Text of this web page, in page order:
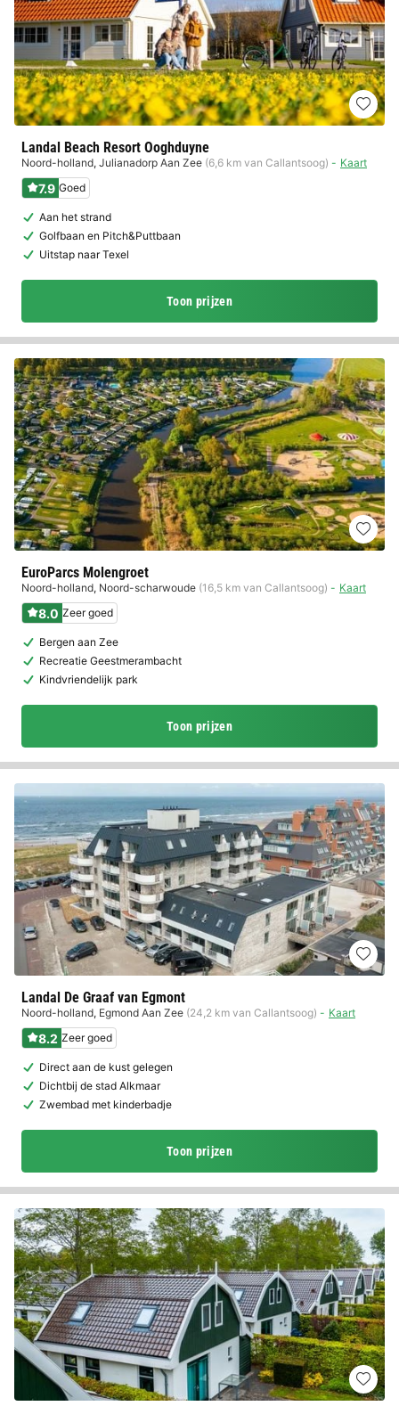
Landal Beach Resort Ooghduyne
Noord-holland, Julianadorp Aan Zee (6,6 km van Callantsoog) Kaart
7.9 Goed
Aan het strand
Golfbaan en Pitch&Puttbaan
Uitstap naar Texel
Toon prijzen
EuroParcs Molengroet
Noord-holland, Noord-scharwoude (16,5 km van Callantsoog) Kaart
8.0 Zeer goed
Bergen aan Zee
Recreatie Geestmerambacht
Kindvriendelijk park
Toon prijzen
Landal De Graaf van Egmont
Noord-holland, Egmond Aan Zee (24,2 km van Callantsoog) Kaart
8.2 Zeer goed
Direct aan de kust gelegen
Dichtbij de stad Alkmaar
Zwembad met kinderbadje
Toon prijzen